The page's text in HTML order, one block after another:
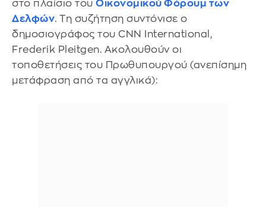
στο πλαίσιο του Οικονομικού Φόρουμ των
Δελφών. Τη συζήτηση συντόνισε ο
δημοσιογράφος του CNN International,
Frederik Pleitgen. Ακολουθούν οι
τοποθετήσεις του Πρωθυπουργού (ανεπίσημη
μετάφραση από τα αγγλικά):